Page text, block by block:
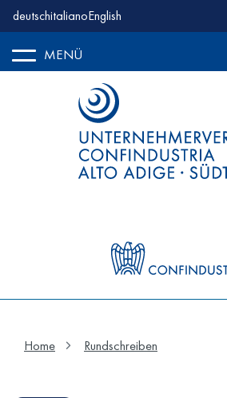
deutschitalianoEnglish
MENÜ
Home Rundschreiben